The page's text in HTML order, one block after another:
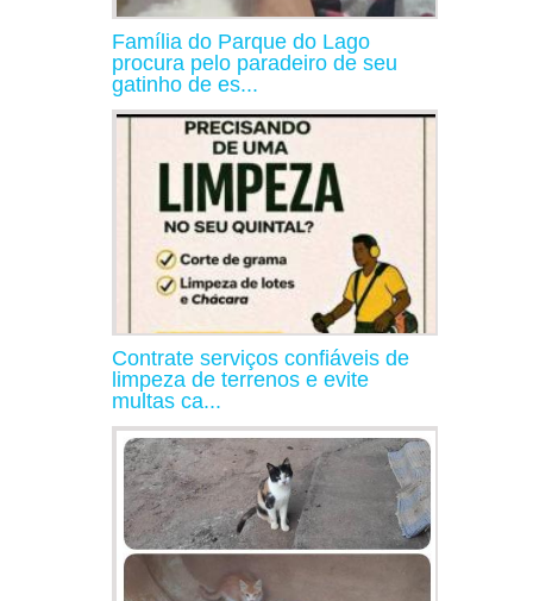
Família do Parque do Lago
procura pelo paradeiro de seu
gatinho de es...
Contrate serviços confiáveis de
limpeza de terrenos e evite
multas ca...